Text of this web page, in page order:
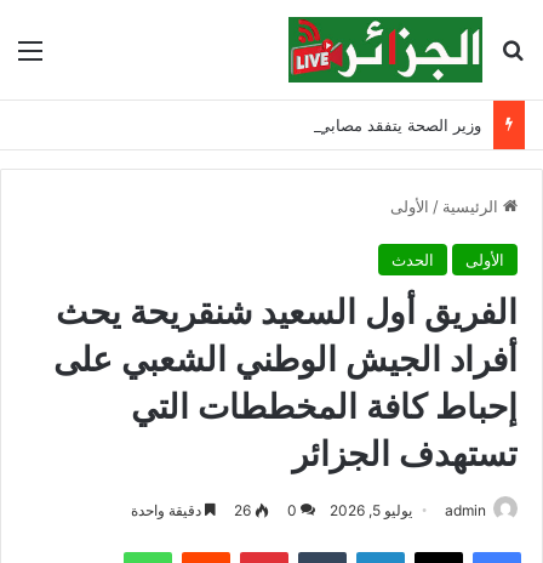
بحث عن
الرئيسية / الأولى
الأولى الحدث
الفريق أول السعيد شنقريحة يحث
أفراد الجيش الوطني الشعبي على
إحباط كافة المخططات التي
تستهدف الجزائر
admin يوليو 5, 2026 0
26 دقيقة واحدة
فيسبوك لينكدإن بينتيريست